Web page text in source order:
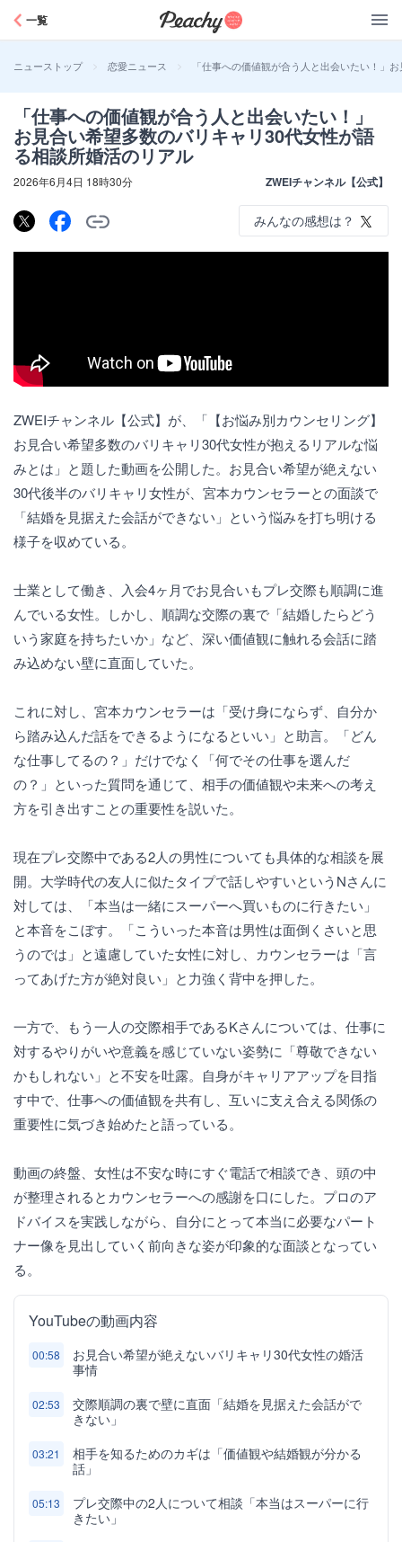
一覧
ニューストップ > 恋愛ニュース > 「仕事への価値観が合う人と出会いたい！」
「仕事への価値観が合う人と出会いたい！」
お見合い希望多数のバリキャリ30代女性が語
る相談所婚活のリアル
2026年6月4日 18時30分 ZWEIチャンネル【公式】
みんなの感想は？
ZWEIチャンネル【公式】が、「【お悩み別カウンセリング】
お見合い希望多数のバリキャリ30代女性が抱えるリアルな悩
みとは」と題した動画を公開した。お見合い希望が絶えない
30代後半のバリキャリ女性が、宮本カウンセラーとの面談で
「結婚を見据えた会話ができない」という悩みを打ち明ける
様子を収めている。
士業として働き、入会4ヶ月でお見合いもプレ交際も順調に進
んでいる女性。しかし、順調な交際の裏で「結婚したらどう
いう家庭を持ちたいか」など、深い価値観に触れる会話に踏
み込めない壁に直面していた。
これに対し、宮本カウンセラーは「受け身にならず、自分か
ら踏み込んだ話をできるようになるといい」と助言。「どん
な仕事してるの？」だけでなく「何でその仕事を選んだ
の？」といった質問を通じて、相手の価値観や未来への考え
方を引き出すことの重要性を説いた。
現在プレ交際中である2人の男性についても具体的な相談を展
開。大学時代の友人に似たタイプで話しやすいというNさんに
対しては、「本当は一緒にスーパーへ買いものに行きたい」
と本音をこぼす。「こういった本音は男性は面倒くさいと思
うのでは」と遠慮していた女性に対し、カウンセラーは「言
ってあげた方が絶対良い」と力強く背中を押した。
一方で、もう一人の交際相手であるKさんについては、仕事に
対するやりがいや意義を感じていない姿勢に「尊敬できない
かもしれない」と不安を吐露。自身がキャリアアップを目指
す中で、仕事への価値観を共有し、互いに支え合える関係の
重要性に気づき始めたと語っている。
動画の終盤、女性は不安な時にすぐ電話で相談でき、頭の中
が整理されるとカウンセラーへの感謝を口にした。プロのア
ドバイスを実践しながら、自分にとって本当に必要なパート
ナー像を見出していく前向きな姿が印象的な面談となってい
る。
YouTubeの動画内容
00:58
お見合い希望が絶えないバリキャリ30代女性の婚活
事情
02:53
交際順調の裏で壁に直面「結婚を見据えた会話がで
きない」
03:21
相手を知るためのカギは「価値観や結婚観が分かる
話」
05:13
プレ交際中の2人について相談「本当はスーパーに行
きたい」